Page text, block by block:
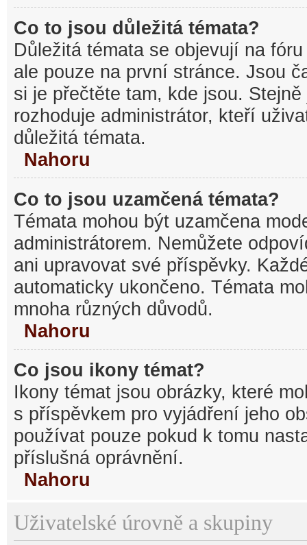
Co to jsou důležitá témata?
Důležitá témata se objevují na
ale pouze na první stránce. Jsou
si je přečtěte tam, kde jsou.
rozhoduje administrátor, kteří
důležitá témata.
Nahoru
Co to jsou uzamčená témata?
Témata mohou být uzamčena
administrátorem. Nemůžete
ani upravovat své příspěvky.
automaticky ukončeno. Témata
mnoha různých důvodů.
Nahoru
Co jsou ikony témat?
Ikony témat jsou obrázky, které
s příspěvkem pro vyjádření jeho
používat pouze pokud k tomu
příslušná oprávnění.
Nahoru
Uživatelské úrovně a skupiny